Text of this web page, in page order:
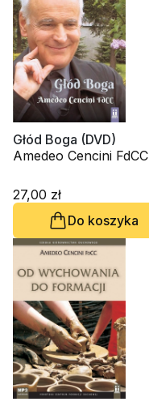
Głód Boga (DVD)
Amedeo Cencini FdCC
27,00 zł
Do koszyka